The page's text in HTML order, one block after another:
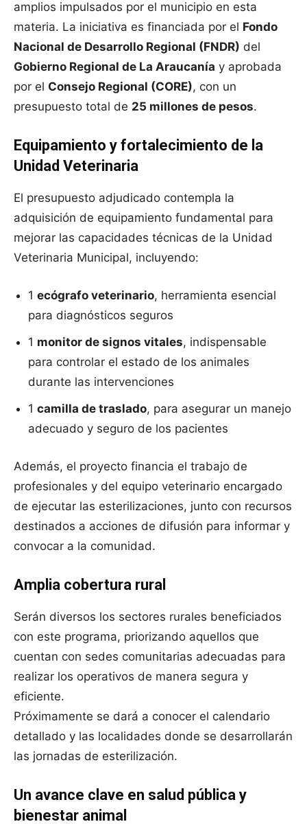
amplios impulsados por el municipio en esta
materia. La iniciativa es financiada por el Fondo
Nacional de Desarrollo Regional (FNDR) del
Gobierno Regional de La Araucanía y aprobada
por el Consejo Regional (CORE), con un
presupuesto total de 25 millones de pesos.
Equipamiento y fortalecimiento de la
Unidad Veterinaria
El presupuesto adjudicado contempla la
adquisición de equipamiento fundamental para
mejorar las capacidades técnicas de la Unidad
Veterinaria Municipal, incluyendo:
1 ecógrafo veterinario, herramienta esencial
para diagnósticos seguros
1 monitor de signos vitales, indispensable
para controlar el estado de los animales
durante las intervenciones
1 camilla de traslado, para asegurar un manejo
adecuado y seguro de los pacientes
Además, el proyecto financia el trabajo de
profesionales y del equipo veterinario encargado
de ejecutar las esterilizaciones, junto con recursos
destinados a acciones de difusión para informar y
convocar a la comunidad.
Amplia cobertura rural
Serán diversos los sectores rurales beneficiados
con este programa, priorizando aquellos que
cuentan con sedes comunitarias adecuadas para
realizar los operativos de manera segura y
eficiente.
Próximamente se dará a conocer el calendario
detallado y las localidades donde se desarrollarán
las jornadas de esterilización.
Un avance clave en salud pública y
bienestar animal